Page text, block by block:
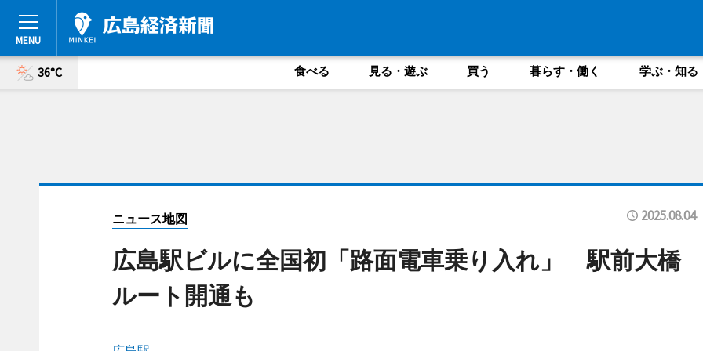
36°C 食べる 見る・遊ぶ 買う 暮らす・働く 学ぶ・知る
ニュース地図 2025.08.04
広島駅ビルに全国初「路面電車乗り入れ」 駅前大橋
ルート開通も